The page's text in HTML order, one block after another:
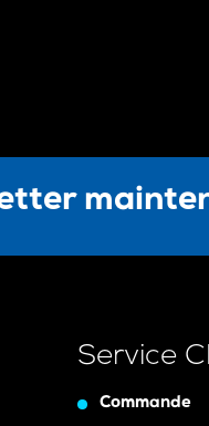
Service
Commande